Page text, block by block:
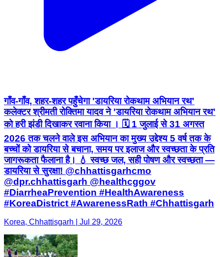
गाँव-गाँव, शहर-शहर पहुँचेगा 'डायरिया रोकथाम अभियान रथ'
कलेक्टर श्रीमती रोक्तिमा यादव ने 'डायरिया रोकथाम अभियान रथ'
को हरी झंडी दिखाकर रवाना किया । 🗓 1 जुलाई से 31 अगस्त
2026 तक चलने वाले इस अभियान का मुख्य उद्देश्य 5 वर्ष तक के
बच्चों को डायरिया से बचाना, समय पर इलाज और स्वच्छता के प्रति
जागरूकता फैलाना है। 💧 स्वच्छ जल, सही पोषण और स्वच्छता —
डायरिया से सुरक्षा! @chhattisgarhcmo
@dpr.chhattisgarh @healthcggov
#DiarrheaPrevention #HealthAwareness
#KoreaDistrict #AwarenessRath #Chhattisgarh
Korea, Chhattisgarh | Jul 29, 2026